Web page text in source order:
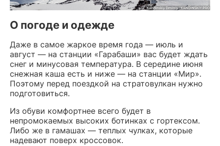
О погоде и одежде
Даже в самое жаркое время года — июль и
август — на станции «Гарабаши» вас будет ждать
снег и минусовая температура. В середине июня
снежная каша есть и ниже — на станции «Мир».
Поэтому перед поездкой на стратовулкан нужно
подготовиться.
Из обуви комфортнее всего будет в
непромокаемых высоких ботинках с гортексом.
Либо же в гамашах — теплых чулках, которые
надевают поверх кроссовок.